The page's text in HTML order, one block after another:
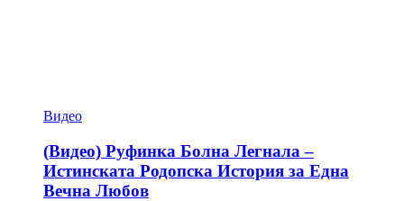
Видео
(Видео) Руфинка Болна Легнала –
Истинската Родопска История за Една
Вечна Любов